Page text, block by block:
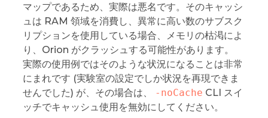
マップであるため、実際は悪名です。そのキャッシ
ュは RAM 領域を消費し、異常に高い数のサブスク
リプションを使用している場合、メモリの枯渇によ
り、Orion がクラッシュする可能性があります。
実際の使用例ではそのような状況になることは非常
にまれです (実験室の設定でしか状況を再現できま
せんでした) が、その場合は、
-noCache CLI スイ
ッチでキャッシュ使用を無効にしてください。